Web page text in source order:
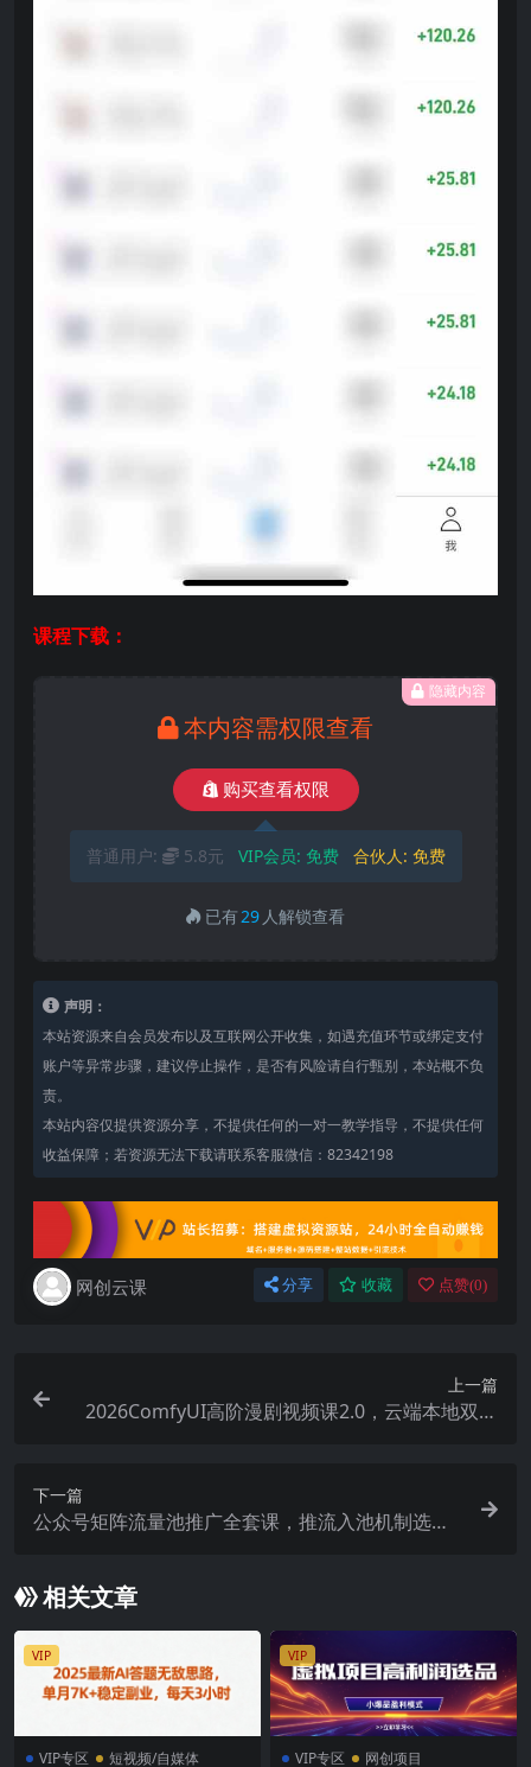
课程下载：
隐藏内容
本内容需权限查看
购买查看权限
普通用户: 5.8元 VIP会员: 免费 合伙人: 免费
已有29 人解锁查看
声明：
本站资源来自会员发布以及互联网公开收集，如遇充值环节或绑定支付
账户等异常步骤，建议停止操作，是否有风险请自行甄别，本站概不负
责。
本站内容仅提供资源分享，不提供任何的一对一教学指导，不提供任何
收益保障；若资源无法下载请联系客服微信：82342198
网创云课 分享 收藏 点赞(0)
上一篇
2026ComfyUI高阶漫剧视频课2.0，云端本地双端
下一篇
公众号矩阵流量池推广全套课，推流入池机制选题
全流程教学
相关文章
VIP
VIP专区 短视频/自媒体
VIP
VIP专区 网创项目